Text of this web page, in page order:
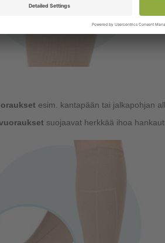
esim. kantapään tai jalkapohjan
suojaavat herkkää ihoa